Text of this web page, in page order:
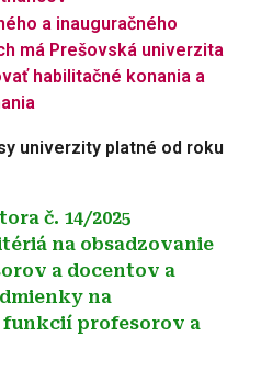
a inauguračného
má Prešovská univerzita
habilitačné konania a
univerzity platné od roku
č. 14/2025
na obsadzovanie
a docentov a
na
funkcií profesorov a